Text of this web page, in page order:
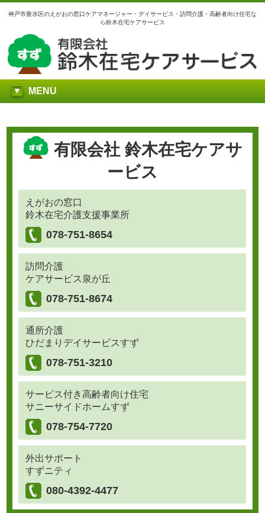
神戸市垂水区のえがおの窓口ケアマネージャー・デイサービス・訪問介護・高齢者向け住宅な
ら鈴木在宅ケアサービス
MENU
有限会社 鈴木在宅ケアサ
ービス
えがおの窓口
鈴木在宅介護支援事業所
078-751-8654
訪問介護
ケアサービス泉が丘
078-751-8674
通所介護
ひだまりデイサービスすず
078-751-3210
サービス付き高齢者向け住宅
サニーサイドホームすず
078-754-7720
外出サポート
すずニティ
080-4392-4477